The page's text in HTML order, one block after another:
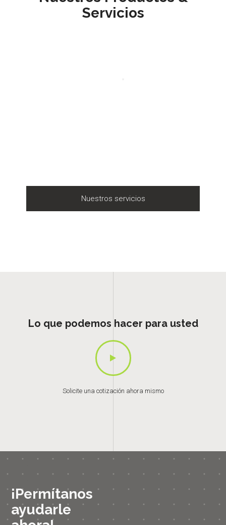
Servicios
Nuestros servicios
Lo que podemos hacer para usted
Solicite una cotización ahora mismo
¡Permítanos
ayudarle